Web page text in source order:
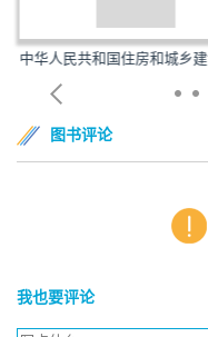
中华人民共和国住房和城乡
图书评论
我也要评论